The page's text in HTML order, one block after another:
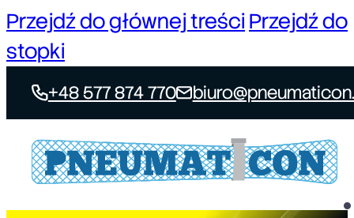
Przejdź do głównej treści Przejdź do
stopki
+48 577 874 770